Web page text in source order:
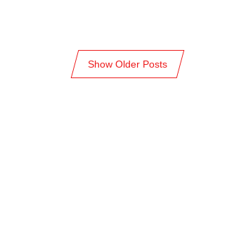
Show Older Posts